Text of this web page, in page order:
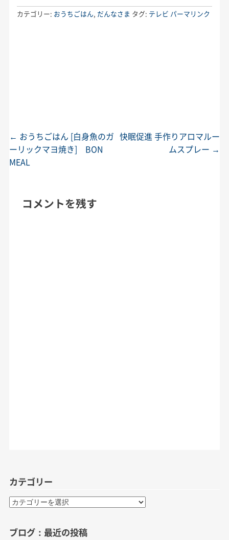
カテゴリー: おうちごはん, だんなさま タグ: テレビ パーマリンク
投稿ナビゲーション
← おうちごはん [白身魚のガ
ーリックマヨ焼き] BON
MEAL
快眠促進 手作りアロマルー
ムスプレー →
コメントを残す
カテゴリー
カ
リ
ブログ：最近の投稿